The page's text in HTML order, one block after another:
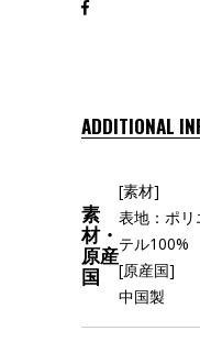
ADDITIONAL
素
材・
原産
国
[素材]
表地：ポ
テル100%
[原産国]
中国製